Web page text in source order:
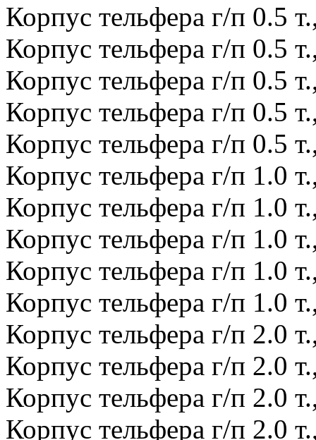
Корпус тельфера г/п 0.5
Корпус тельфера г/п 0.5
Корпус тельфера г/п 0.5
Корпус тельфера г/п 0.5
Корпус тельфера г/п 0.5
Корпус тельфера г/п 1.0
Корпус тельфера г/п 1.0
Корпус тельфера г/п 1.0
Корпус тельфера г/п 1.0
Корпус тельфера г/п 1.0
Корпус тельфера г/п 2.0
Корпус тельфера г/п 2.0
Корпус тельфера г/п 2.0
Корпус тельфера г/п 2.0